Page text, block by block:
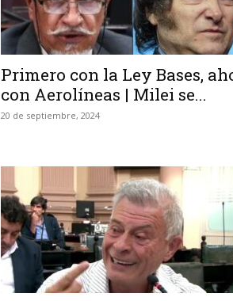
Primero con la Ley Bases,
con Aerolíneas | Milei se...
20 de septiembre, 2024